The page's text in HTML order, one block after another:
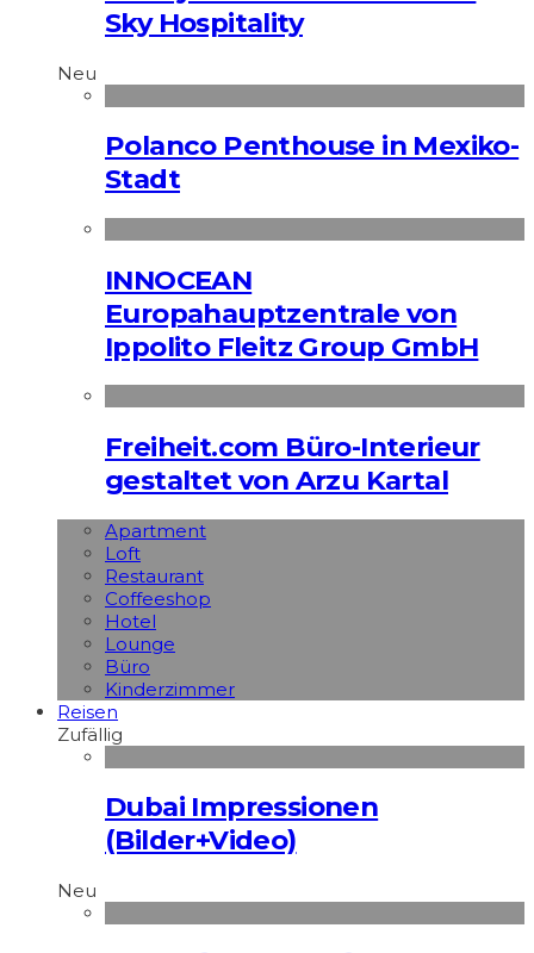
Sky Hospitality
Neu
Polanco Penthouse in Mexiko-
Stadt
INNOCEAN
Europahauptzentrale von
Ippolito Fleitz Group GmbH
Freiheit.com Büro-Interieur
gestaltet von Arzu Kartal
Apart­ment
Loft
Restaurant
Coffeeshop
Hotel
Lounge
Büro
Kinderzimmer
Reisen
Zufällig
Dubai Impressionen
(Bilder+Video)
Neu